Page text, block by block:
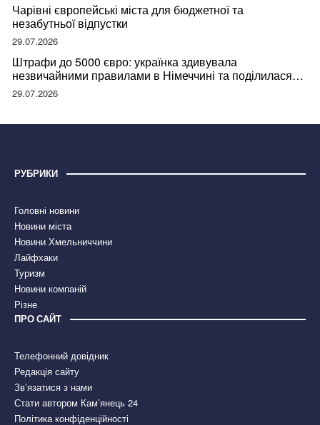
Чарівні європейські міста для бюджетної та
незабутньої відпустки
29.07.2026
Штрафи до 5000 євро: українка здивувала
незвичайними правилами в Німеччині та поділилася
правдою
29.07.2026
РУБРИКИ
Головні новини
Новини міста
Новини Хмельниччини
Лайфхаки
Туризм
Новини компаній
Різне
ПРО САЙТ
Телефонний довідник
Редакція сайту
Зв’язатися з нами
Стати автором Кам’янець 24
Політика конфіденційності